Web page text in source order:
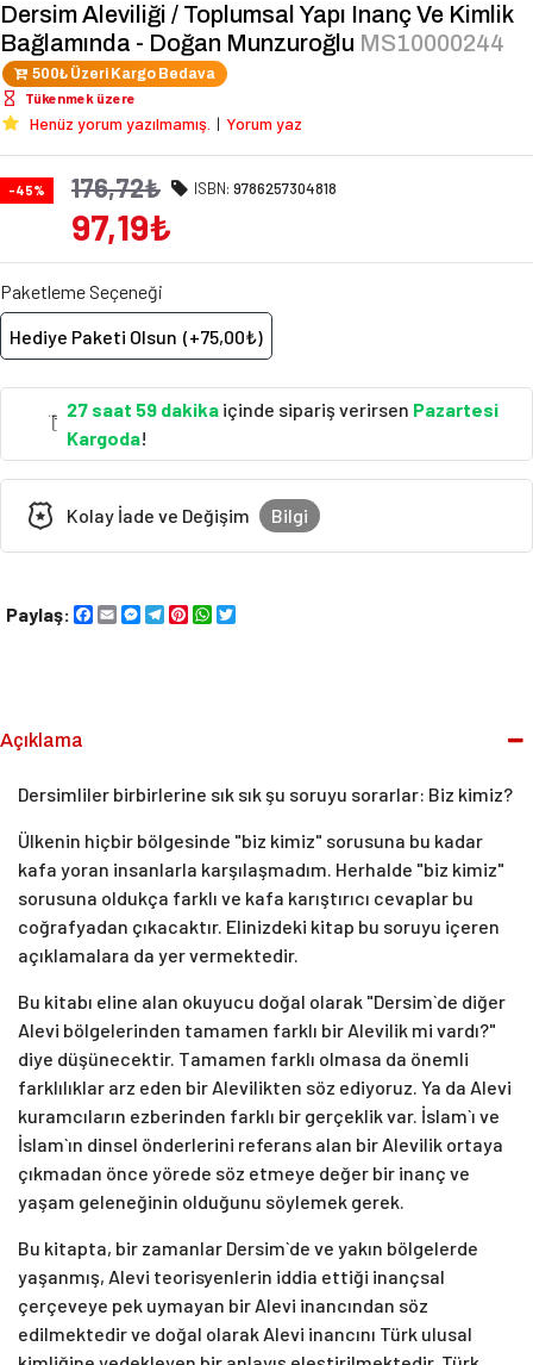
Dersim Aleviliği / Toplumsal Yapı Inanç Ve Kimlik
Bağlamında - Doğan Munzuroğlu MS10000244
500₺ Üzeri Kargo Bedava
Tükenmek üzere
Henüz yorum yazılmamış. | Yorum yaz
-45%
97,19₺
176,72₺ ISBN: 9786257304818
Paketleme Seçeneği
Hediye Paketi Olsun (+75,00₺)
Kolay İade ve Değişim Bilgi
Paylaş: Facebook
EmailMessenger
Telegram
Pinterest
WhatsApp
27 saat 59 dakika içinde sipariş verirsen Pazartesi
Kargoda!
Açıklama
Dersimliler birbirlerine sık sık şu soruyu sorarlar: Biz kimiz?
Ülkenin hiçbir bölgesinde "biz kimiz" sorusuna bu kadar
kafa yoran insanlarla karşılaşmadım. Herhalde "biz kimiz"
sorusuna oldukça farklı ve kafa karıştırıcı cevaplar bu
coğrafyadan çıkacaktır. Elinizdeki kitap bu soruyu içeren
açıklamalara da yer vermektedir.
Bu kitabı eline alan okuyucu doğal olarak "Dersim`de diğer
Alevi bölgelerinden tamamen farklı bir Alevilik mi vardı?"
diye düşünecektir. Tamamen farklı olmasa da önemli
farklılıklar arz eden bir Alevilikten söz ediyoruz. Ya da Alevi
kuramcıların ezberinden farklı bir gerçeklik var. İslam`ı ve
İslam`ın dinsel önderlerini referans alan bir Alevilik ortaya
çıkmadan önce yörede söz etmeye değer bir inanç ve
yaşam geleneğinin olduğunu söylemek gerek.
Bu kitapta, bir zamanlar Dersim`de ve yakın bölgelerde
yaşanmış, Alevi teorisyenlerin iddia ettiği inançsal
çerçeveye pek uymayan bir Alevi inancından söz
edilmektedir ve doğal olarak Alevi inancını Türk ulusal